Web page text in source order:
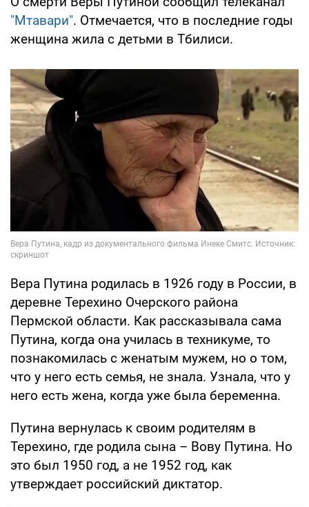
"Мтавари". Отмечается, что в последние годы
женщина жила с детьми в Тбилиси.
Вера Путина родилась в 1926 году в России, в
деревне Терехино Очерского района
Пермской области. Как рассказывала сама
Путина, когда она училась в техникуме, то
познакомилась с женатым мужем, но о том,
что у него есть семья, не знала. Узнала, что у
него есть жена, когда уже была беременна.
Путина вернулась к своим родителям в
Терехино, где родила сына – Вову Путина. Но
это был 1950 год, а не 1952 год, как
утверждает российский диктатор.